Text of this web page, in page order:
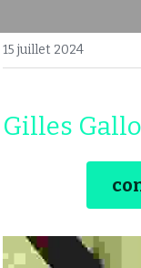
15 juillet 2024
Gilles